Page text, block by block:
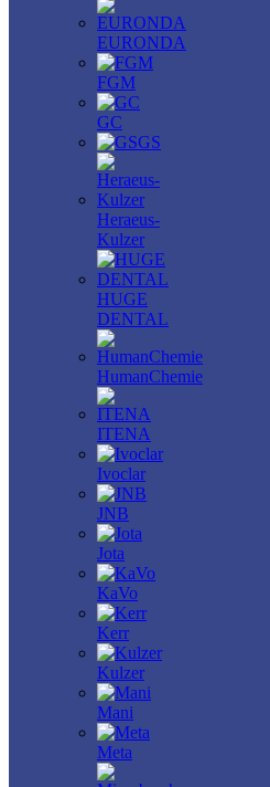
EURONDA
FGM
GC
GS
Heraeus-
Kulzer
HUGE
DENTAL
HumanChemie
ITENA
Ivoclar
JNB
Jota
KaVo
Kerr
Kulzer
Mani
Meta